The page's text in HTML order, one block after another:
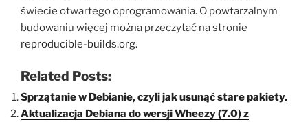
świecie otwartego oprogramowania. O powtarzalnym
budowaniu więcej można przeczytać na stronie
reproducible-builds.org.
Related Posts:
Sprzątanie w Debianie, czyli jak usunąć stare pakiety.
Aktualizacja Debiana do wersji Wheezy (7.0) z